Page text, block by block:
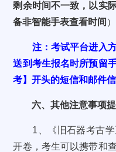
剩余时间不一致，以实
备非智能手表查看时间 ）
注：考试平台进入
送到考生报名时所预留
考】开头的短信和邮件
六、其他注意事项
1、《旧石器考古学
开卷，考生可以携带和